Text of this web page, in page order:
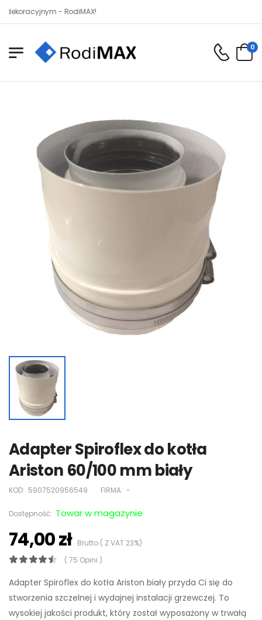
- RodiMAX!
0
Adapter Spiroflex do kotła
Ariston 60/100 mm biały
KOD: 5907520956549 FIRMA: -
Dostępność: Towar w magazynie
74,00 złBrutto ( Z VAT 23%)
( 75 Opini )
Adapter Spiroflex do kotła Ariston biały przyda Ci się do
stworzenia szczelnej i wydajnej instalacji grzewczej. To
wysokiej jakości produkt, który został wyposażony w trwałą